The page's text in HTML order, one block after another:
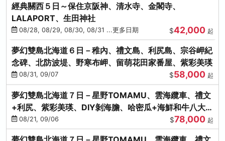
經典關西５日～保住京阪神、清水寺、金閣寺、
LALAPORT、生田神社
08/28, 08/29, 08/30, 08/31 ...更多日期 $42,000 起
夢幻雙島北海道６日－稚內、禮文島、利尻島、宗谷岬紀
念碑、北防波堤、野寒布岬、留萌花田家番屋、紫彩美瑛
08/31, 09/07 $58,000 起
夢幻雙島北海道７日－星野TOMAMU、雲海纜車、禮文
+利尻、紫彩美瑛、DIY剝海膽、哈密瓜+海鮮和牛八大螃
蟹吃到飽
08/21, 09/06 $78,000 起